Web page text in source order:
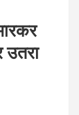
उतरा